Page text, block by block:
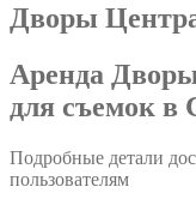
Дворы
Аренда
для съемок в
Подробные детали
пользователям